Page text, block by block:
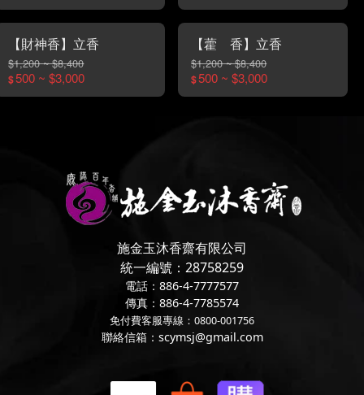
【財神香】立香
$1,200 ~ $8,400
$500 ~ $3,000
【藿 香】立香
$1,200 ~ $8,400
$500 ~ $3,000
施金玉沐香齋有限公司
統一編號：28758259
電話：886-4-7777577
傳真：886-4-7785574
免付費客服專線：0800-001756
聯絡信箱：scymsj@gmail.com